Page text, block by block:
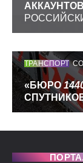
АККАУНТОВ
ТРАНСПОРТ
«БЮРО